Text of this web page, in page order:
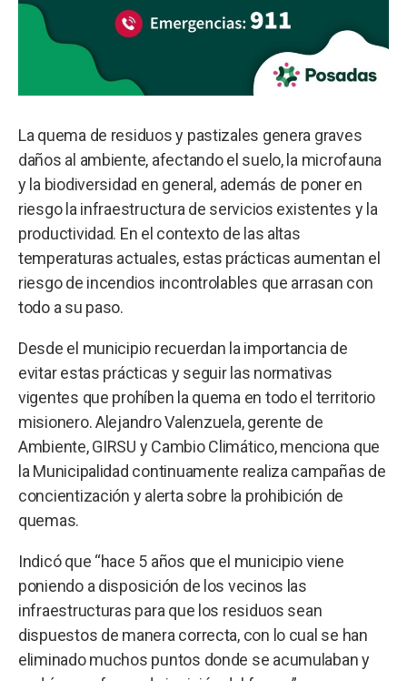
La quema de residuos y pastizales genera graves
daños al ambiente, afectando el suelo, la microfauna
y la biodiversidad en general, además de poner en
riesgo la infraestructura de servicios existentes y la
productividad. En el contexto de las altas
temperaturas actuales, estas prácticas aumentan el
riesgo de incendios incontrolables que arrasan con
todo a su paso.
Desde el municipio recuerdan la importancia de
evitar estas prácticas y seguir las normativas
vigentes que prohíben la quema en todo el territorio
misionero. Alejandro Valenzuela, gerente de
Ambiente, GIRSU y Cambio Climático, menciona que
la Municipalidad continuamente realiza campañas de
concientización y alerta sobre la prohibición de
quemas.
Indicó que “hace 5 años que el municipio viene
poniendo a disposición de los vecinos las
infraestructuras para que los residuos sean
dispuestos de manera correcta, con lo cual se han
eliminado muchos puntos donde se acumulaban y